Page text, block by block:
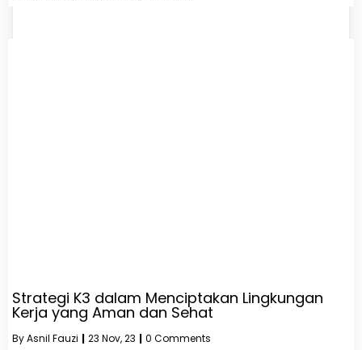
Strategi K3 dalam Menciptakan Lingkungan
Kerja yang Aman dan Sehat
ByAsnil Fauzi | 23 Nov, 23 | 0 Comments